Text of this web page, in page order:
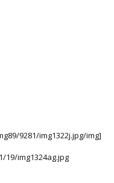
9281/img1322j.jpg/img]
19/img1324ag.jpg